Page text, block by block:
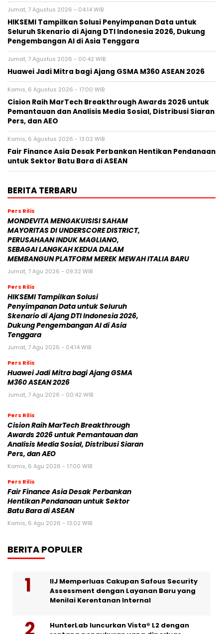
Jumat, 7 Agustus 2026 - 04:14 WIB
HIKSEMI Tampilkan Solusi Penyimpanan Data untuk
Seluruh Skenario di Ajang DTI Indonesia 2026, Dukung
Pengembangan AI di Asia Tenggara
Jumat, 7 Agustus 2026 - 00:42 WIB
Huawei Jadi Mitra bagi Ajang GSMA M360 ASEAN 2026
Kamis, 6 Agustus 2026 - 17:00 WIB
Cision Raih MarTech Breakthrough Awards 2026 untuk
Pemantauan dan Analisis Media Sosial, Distribusi Siaran
Pers, dan AEO
Kamis, 6 Agustus 2026 - 13:02 WIB
Fair Finance Asia Desak Perbankan Hentikan Pendanaan
untuk Sektor Batu Bara di ASEAN
BERITA TERBARU
Pers Rilis
MONDEVITA MENGAKUISISI SAHAM
MAYORITAS DI UNDERSCORE DISTRICT,
PERUSAHAAN INDUK MAGLIANO,
SEBAGAI LANGKAH KEDUA DALAM
MEMBANGUN PLATFORM MEREK MEWAH ITALIA BARU
Jumat, 7 Agu 2026 - 09:32 WIB
Pers Rilis
HIKSEMI Tampilkan Solusi
Penyimpanan Data untuk Seluruh
Skenario di Ajang DTI Indonesia 2026,
Dukung Pengembangan AI di Asia
Tenggara
Jumat, 7 Agu 2026 - 04:14 WIB
Pers Rilis
Huawei Jadi Mitra bagi Ajang GSMA
M360 ASEAN 2026
Jumat, 7 Agu 2026 - 00:42 WIB
Pers Rilis
Cision Raih MarTech Breakthrough
Awards 2026 untuk Pemantauan dan
Analisis Media Sosial, Distribusi Siaran
Pers, dan AEO
Kamis, 6 Agu 2026 - 17:00 WIB
Pers Rilis
Fair Finance Asia Desak Perbankan
Hentikan Pendanaan untuk Sektor
Batu Bara di ASEAN
Kamis, 6 Agu 2026 - 13:02 WIB
BERITA POPULER
IIJ Memperluas Cakupan Safous Security
Assessment dengan Layanan Baru yang
Menilai Kerentanan Internal
HunterLab luncurkan Vista® L2 dengan